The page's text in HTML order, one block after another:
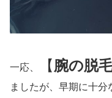
一応、 【腕の脱
ましたが、早期に十